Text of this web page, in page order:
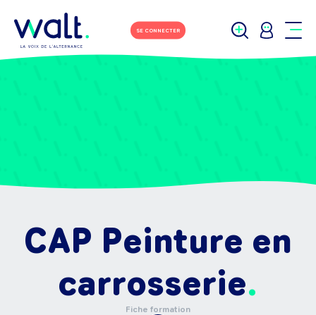
SE CONNECTER
CAP Peinture en
carrosserie
Fiche formation